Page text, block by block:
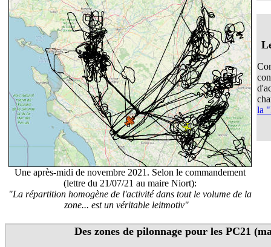
Une après-midi de novembre 2021. Selon le commandement
(lettre du 21/07/21 au maire Niort):
"La répartition homogène de l'activité dans tout le volume de la
zone... est un véritable leitmotiv"
la
Des zones de pilonnage pour les PC21